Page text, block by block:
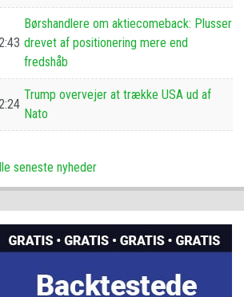
Børshandlere om aktiecomeback: Plusser
drevet af positionering mere end
fredshåb
Trump overvejer at trække USA ud af
Nato
seneste nyheder